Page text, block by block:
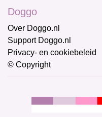
Doggo
Over Doggo.nl
Support Doggo.nl
Privacy- en cookiebeleid
© Copyright